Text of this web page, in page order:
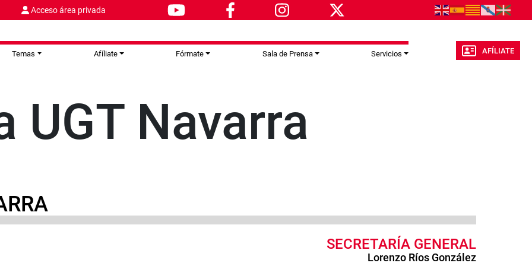
Acceso área privada
Temas Afíliate Fórmate Sala de Prensa Servicios AFÍLIATE
UGT Navarra
Lorenzo Ríos González
SECRETARÍA GENERAL